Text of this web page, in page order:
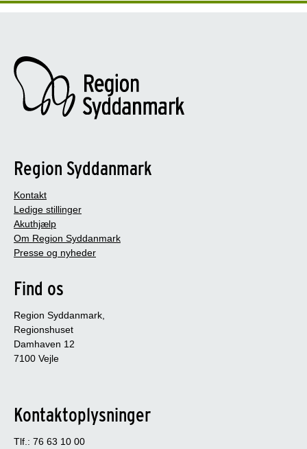
Region Syddanmark
Kontakt
Ledige stillinger
Akuthjælp
Om Region Syddanmark
Presse og nyheder
Find os
Region Syddanmark,
Regionshuset
Damhaven 12
7100 Vejle
Kontaktoplysninger
Tlf.: 76 63 10 00